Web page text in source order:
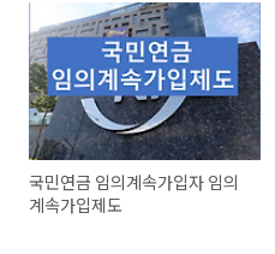
국민연금 임의계속가입자 임의
계속가입제도